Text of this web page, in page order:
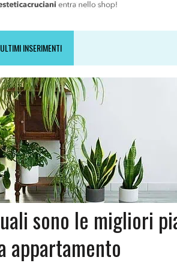
ULTIMI INSERIMENTI
sono le migliori
appartamento